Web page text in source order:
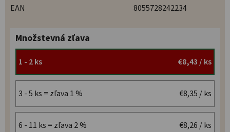
EAN
8055728242234
Množstevná zľava
1 - 2 ks €8,43 / ks
3 - 5 ks = zľava 1 % €8,35 / ks
6 - 11 ks = zľava 2 % €8,26 / ks